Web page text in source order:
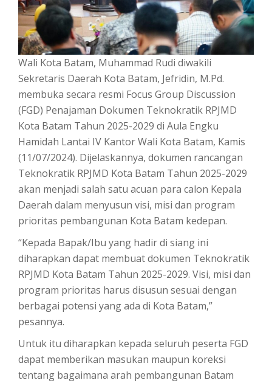
Wali Kota Batam, Muhammad Rudi diwakili
Sekretaris Daerah Kota Batam, Jefridin, M.Pd.
membuka secara resmi Focus Group Discussion
(FGD) Penajaman Dokumen Teknokratik RPJMD
Kota Batam Tahun 2025-2029 di Aula Engku
Hamidah Lantai IV Kantor Wali Kota Batam, Kamis
(11/07/2024). Dijelaskannya, dokumen rancangan
Teknokratik RPJMD Kota Batam Tahun 2025-2029
akan menjadi salah satu acuan para calon Kepala
Daerah dalam menyusun visi, misi dan program
prioritas pembangunan Kota Batam kedepan.
“Kepada Bapak/Ibu yang hadir di siang ini
diharapkan dapat membuat dokumen Teknokratik
RPJMD Kota Batam Tahun 2025-2029. Visi, misi dan
program prioritas harus disusun sesuai dengan
berbagai potensi yang ada di Kota Batam,”
pesannya.
Untuk itu diharapkan kepada seluruh peserta FGD
dapat memberikan masukan maupun koreksi
tentang bagaimana arah pembangunan Batam